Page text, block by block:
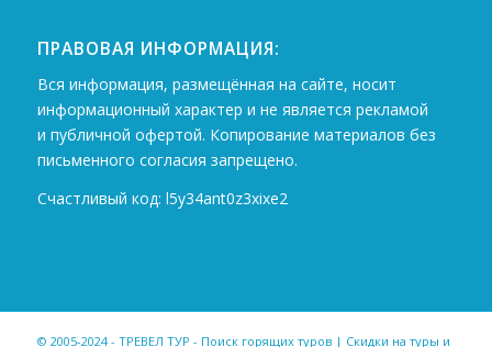
ПРАВОВАЯ ИНФОРМАЦИЯ:
Вся информация, размещённая на сайте, носит
информационный характер и не является рекламой
и публичной офертой. Копирование материалов без
письменного согласия запрещено.
Счастливый код: l5y34ant0z3xixe2
© 2005-2024 - ТРЕВЕЛ ТУР - Поиск горящих туров | Скидки на туры и